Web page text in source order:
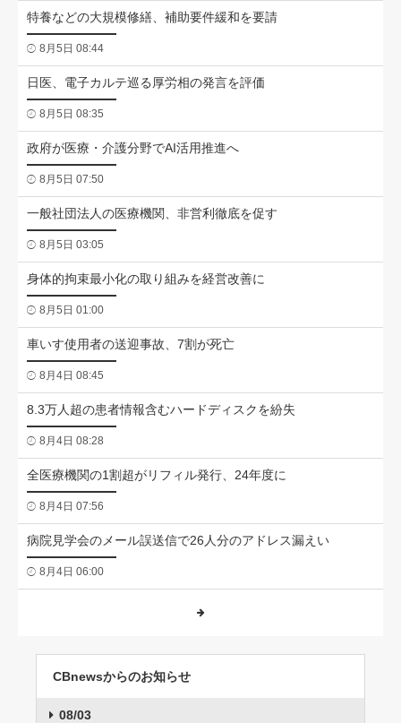
特養などの大規模修繕、補助要件緩和を要請
8月5日 08:44
日医、電子カルテ巡る厚労相の発言を評価
8月5日 08:35
政府が医療・介護分野でAI活用推進へ
8月5日 07:50
一般社団法人の医療機関、非営利徹底を促す
8月5日 03:05
身体的拘束最小化の取り組みを経営改善に
8月5日 01:00
車いす使用者の送迎事故、7割が死亡
8月4日 08:45
8.3万人超の患者情報含むハードディスクを紛失
8月4日 08:28
全医療機関の1割超がリフィル発行、24年度に
8月4日 07:56
病院見学会のメール誤送信で26人分のアドレス漏えい
8月4日 06:00
CBnewsからのお知らせ
08/03